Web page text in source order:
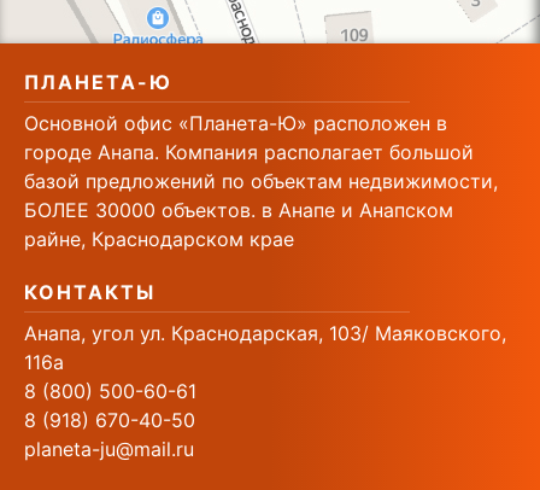
ПЛАНЕТА-Ю
Основной офис «Планета-Ю» расположен в
городе Анапа. Компания располагает большой
базой предложений по объектам недвижимости,
БОЛЕЕ 30000 объектов. в Анапе и Анапском
райне, Краснодарском крае
КОНТАКТЫ
Анапа, угол ул. Краснодарская, 103/ Маяковского,
116а
8 (800) 500-60-61
8 (918) 670-40-50
planeta-ju@mail.ru